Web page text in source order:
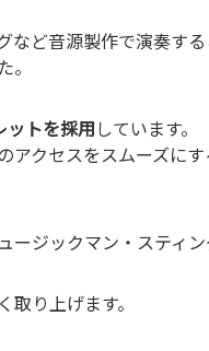
など音源製作で演奏す
。
ットを採用 しています。
アクセスをスムーズに
ージックマン・スティ
取り上げます。